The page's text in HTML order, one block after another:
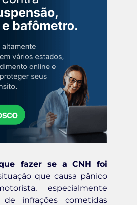
fazer se a CNH foi
que causa pânico
especialmente
infrações cometidas